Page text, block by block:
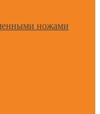
ножами